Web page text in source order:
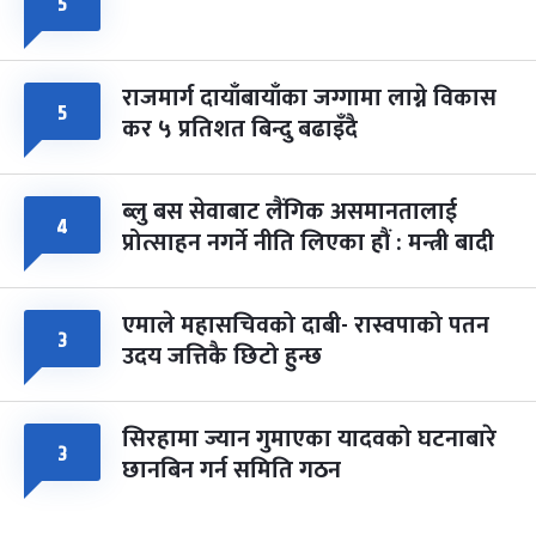
५ राजमार्ग दायाँबायाँका जग्गामा लाग्ने विकास
कर ५ प्रतिशत बिन्दु बढाइँदै
४ ब्लु बस सेवाबाट लैंगिक असमानतालाई
प्रोत्साहन नगर्ने नीति लिएका हौं : मन्त्री बादी
३ एमाले महासचिवको दाबी- रास्वपाको पतन
उदय जत्तिकै छिटो हुन्छ
३ सिरहामा ज्यान गुमाएका यादवको घटनाबारे
छानबिन गर्न समिति गठन